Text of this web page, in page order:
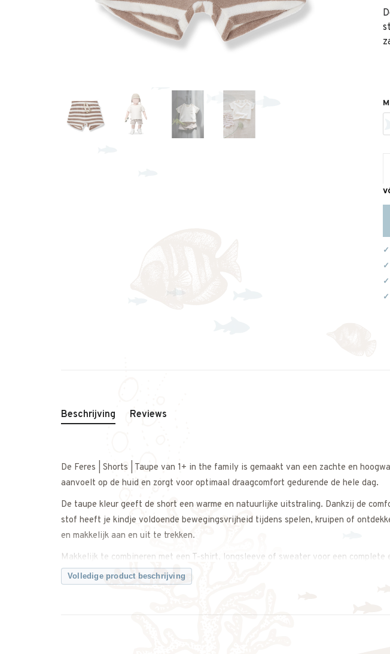
Beschrijving Reviews
De Feres | Shorts | Taupe van 1+ in the family is gemaakt van een zachte en
aanvoelt op de huid en zorgt voor optimaal draagcomfort gedurende de hele dag.
De taupe kleur geeft de short een warme en natuurlijke uitstraling. Dankzij de
stof heeft je kindje voldoende bewegingsvrijheid tijdens spelen, kruipen of
en makkelijk aan en uit te trekken.
Makkelijk te combineren met een T-shirt, longsleeve of sweater voor een
casual als iets netter te dragen.
Twijfel je over de maat? Neem gerust contact met ons op. We adviseren je graag.
Volledige product beschrijving